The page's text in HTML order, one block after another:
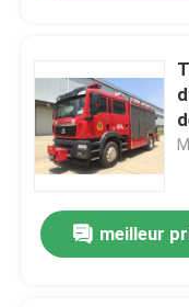
Camion de
Camion de
Camion de
meilleur